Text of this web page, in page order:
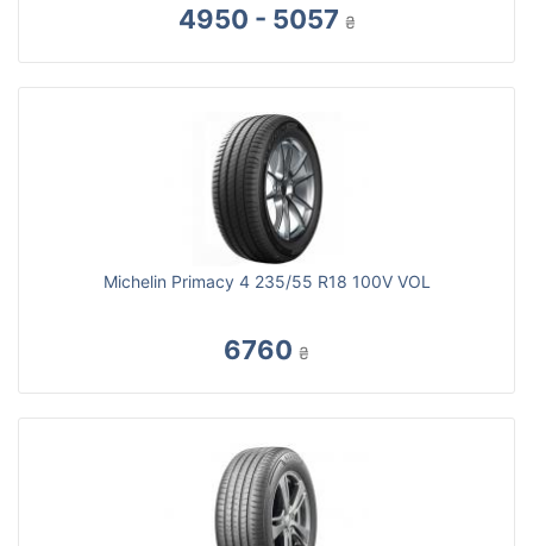
4950 - 5057 ₴
Michelin Primacy 4 235/55 R18 100V VOL
6760 ₴